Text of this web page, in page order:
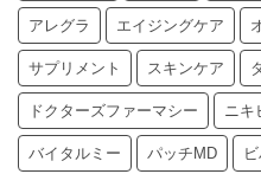
アレグラ エイジングケア
サプリメント スキンケア
ドクターズファーマシー ニキ
バイタルミー パッチMD